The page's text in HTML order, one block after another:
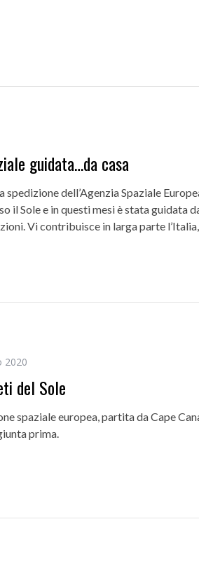
guidata…da casa
dell’Agenzia Spaziale
il Sole e in questi mesi è stata
Vi contribuisce in larga parte
2020
del Sole
spaziale europea, partita da Cape
prima.